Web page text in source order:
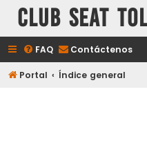
Club Seat
FAQ Contáctenos
Portal Índice general